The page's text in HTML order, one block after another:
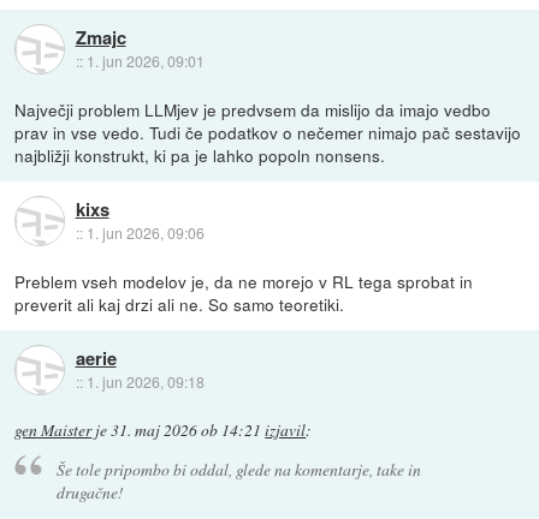
Zmajc
:: 1. jun 2026, 09:01
Največji problem LLMjev je predvsem da mislijo da imajo vedbo
prav in vse vedo. Tudi če podatkov o nečemer nimajo pač sestavijo
najbližji konstrukt, ki pa je lahko popoln nonsens.
kixs
:: 1. jun 2026, 09:06
Preblem vseh modelov je, da ne morejo v RL tega sprobat in
preverit ali kaj drzi ali ne. So samo teoretiki.
aerie
:: 1. jun 2026, 09:18
gen Maisterje31. maj 2026 ob 14:21 izjavil:
Še tole pripombo bi oddal, glede na komentarje, take in
drugačne!